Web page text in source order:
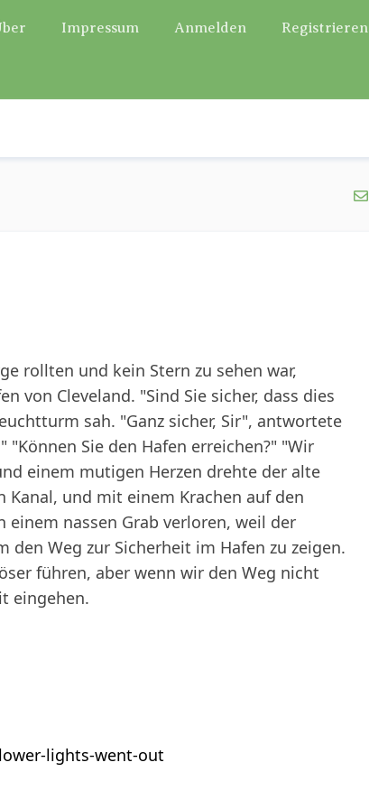
Impressum Anmelden Registrieren
rollten und kein Stern zu sehen war,
von Cleveland. "Sind Sie sicher, dass dies
sah. "Ganz sicher, Sir", antwortete
"Können Sie den Hafen erreichen?" "Wir
einem mutigen Herzen drehte der alte
und mit einem Krachen auf den
nassen Grab verloren, weil der
Weg zur Sicherheit im Hafen zu zeigen.
führen, aber wenn wir den Weg nicht
eingehen.
lights-went-out